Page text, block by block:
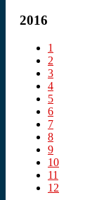
2016
1
2
3
4
5
6
7
8
9
10
11
12